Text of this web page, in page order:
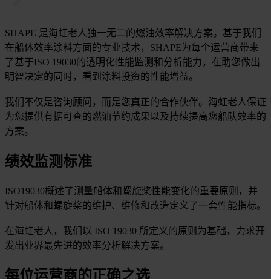
SHAPE 是海虹老人独一无二的燃油效率解决方案。基于我们
在船体效率涂料方面的专业技术，SHAPE为每个运营商带来
了基于ISO 19030的透明化性能监测和分析能力，在助您做出
明智决定的同时，看到涂料投资的性能增益。
我们不仅是咨询顾问，而是您真正的合作伙伴。海虹老人保证
为您提供有据可查的燃油节约成果以及持续提高您船队效率的
方案。
绩效监测标准
ISO19030概述了测量船体和螺旋桨性能变化的重要原则，并
针对船体和螺旋桨的维护、维修和改造定义了一套性能指标。
在海虹老人，我们以 ISO 19030 所定义的原则为基础，力求开
发出业界最先进的效率分析解决方案。
每位运营商的正确之选